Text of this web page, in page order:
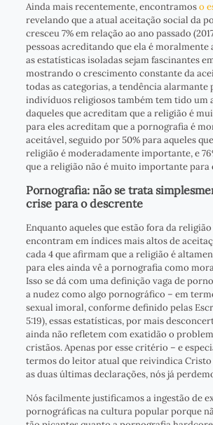
Ainda mais recentemente, encontramoso
revelando que a atual aceitação social da
cresceu 7% em relação ao ano passado
pessoas acreditando que ela é moralmente
as estatísticas isoladas sejam fascinantes
mostrando o crescimento constante da
todas as categorias, a tendência alarmante
indivíduos religiosos também tem tido um
daqueles que acreditam que a religião é
para eles acreditam que a pornografia é
aceitável, seguido por 50% para aqueles
religião é moderadamente importante, e
que a religião não é muito importante para
Pornografia: não se trata
crise para o descrente
Enquanto aqueles que estão fora da
encontram em índices mais altos de
cada 4 que afirmam que a religião é
para eles ainda vê a pornografia como
Isso se dá com uma definição vaga de
a nudez como algo pornográfico – em
sexual imoral, conforme definido pelas
5:19), essas estatísticas, por mais
ainda não refletem com exatidão o
cristãos. Apenas por esse critério – e
termos do leitor atual que reivindica
as duas últimas declarações, nós já
Nós facilmente justificamos a ingestão de
pornográficas na cultura popular porque